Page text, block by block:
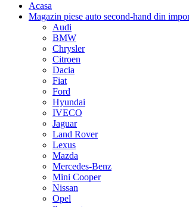
cumpărături
Acasa
Magazin piese auto second-hand din
Audi
BMW
Chrysler
Citroen
Dacia
Fiat
Ford
Hyundai
IVECO
Jaguar
Land Rover
Lexus
Mazda
Mercedes-Benz
Mini Cooper
Nissan
Opel